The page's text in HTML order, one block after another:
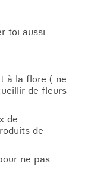
toi aussi
à la flore ( ne
de fleurs
de
de
ne pas